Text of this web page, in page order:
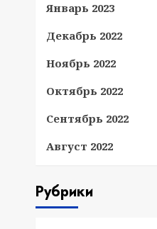
Январь 2023
Декабрь 2022
Ноябрь 2022
Октябрь 2022
Сентябрь 2022
Август 2022
Рубрики